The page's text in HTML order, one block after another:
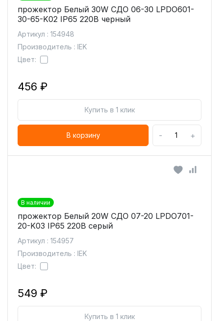
прожектор Белый 30W СДО 06-30 LPDO601-
30-65-K02 IP65 220В черный
Артикул : 154948
Производитель : IEK
Цвет:
456 ₽
Купить в 1 клик
В корзину - +
В наличии
прожектор Белый 20W СДО 07-20 LPDO701-
20-K03 IP65 220В серый
Артикул : 154957
Производитель : IEK
Цвет:
549 ₽
Купить в 1 клик